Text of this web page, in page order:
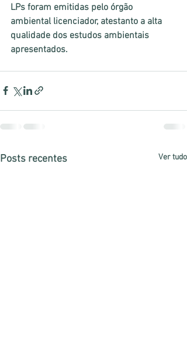
LPs foram emitidas pelo órgão
ambiental licenciador, atestanto a alta
qualidade dos estudos ambientais
apresentados.
Posts recentes Ver tudo